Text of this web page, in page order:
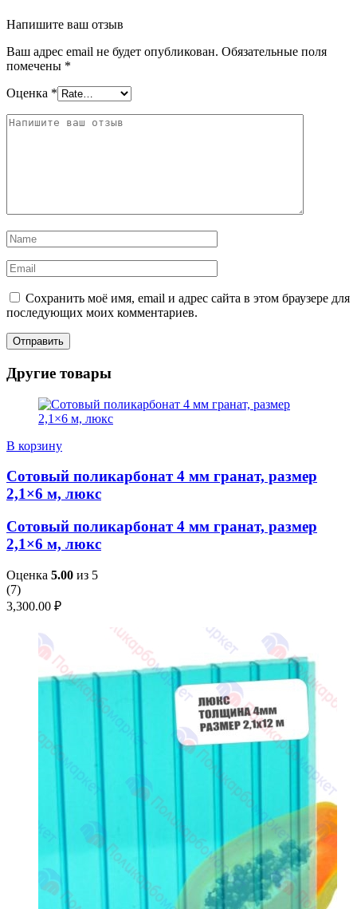
Напишите ваш отзыв
Ваш адрес email не будет опубликован. Обязательные поля
помечены *
Оценка *
Сохранить моё имя, email и адрес сайта в этом браузере для
последующих моих комментариев.
Другие товары
В корзину
Сотовый поликарбонат 4 мм гранат, размер
2,1×6 м, люкс
Сотовый поликарбонат 4 мм гранат, размер
2,1×6 м, люкс
Оценка 5.00 из 5
(7)
3,300.00 ₽